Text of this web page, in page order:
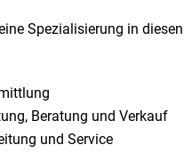
Spezialisierung in
Beratung und Verkauf
und Service